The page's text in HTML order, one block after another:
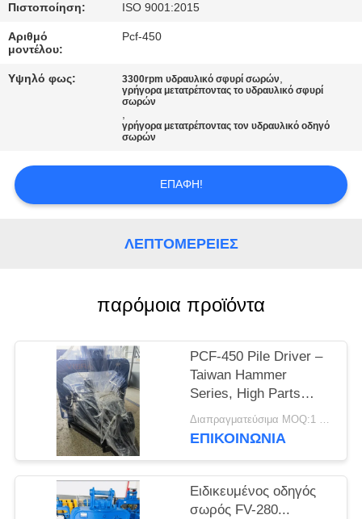
ΜΑΣ
ΕΛΆΤΕ
ΣΕ
ΕΙΔΉΣΕΙΣ
SITEMAP
PRIVACY
POLICY
Πιστοποίηση: ISO 9001:2015
Αριθμό
μοντέλου:
Pcf-450
Υψηλό φως: 3300rpm υδραυλικό σφυρί σωρών,
γρήγορα μετατρέποντας το υδραυλικό σφυρί
σωρών
,
γρήγορα μετατρέποντας τον υδραυλικό οδηγό
σωρών
ΕΠΑΦΉ!
ΛΕΠΤΟΜΈΡΕΙΕΣ
παρόμοια προϊόντα
PCF-450 Pile Driver –
Taiwan Hammer
Series, High Parts
Enchangeability & 535
kN Force
Διαπραγματεύσιμα MOQ:1 σετ
ΕΠΙΚΟΙΝΩΝΙΑ
Ειδικευμένος οδηγός
σωρός FV-280...